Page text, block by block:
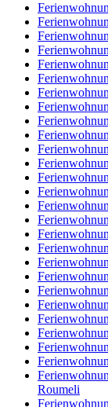
Roumeli